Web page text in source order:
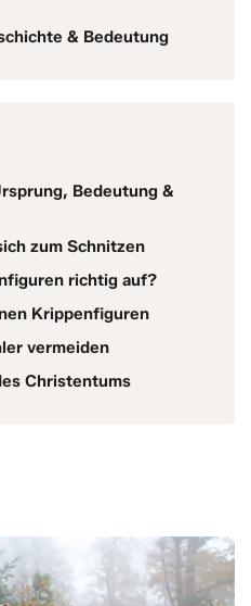
& Bedeutung
Bedeutung &
zum Schnitzen
richtig auf?
Krippenfiguren
vermeiden
Christentums